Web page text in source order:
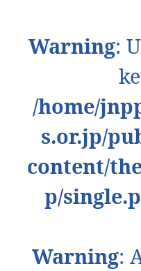
Warning:
/home/
s.or.jp/
content/
p/
Warning: